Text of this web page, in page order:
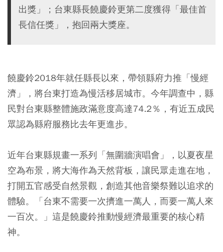
出獎」；台東縣長饒慶鈴更第二度獲得「最佳首
長信任獎」，抱回兩大獎座。
饒慶鈴2018年就任縣長以來，帶領縣府力推「慢經
濟」，將台東打造為慢活移居城市。今年調查中，縣
民對台東縣整體施政滿意度高達74.2％，有近五成民
眾認為縣府服務比去年更進步。
近年台東縣規畫一系列「無圍牆演唱會」，以夏夜星
空為布景，將大海作為天然背板，讓民眾走進在地，
打開五官感受自然景觀，創造其他音樂祭難以追求的
體驗。「台東不需要一次擠進一萬人，而要一萬人來
一百次。」這是饒慶鈴推動慢經濟最重要的核心精
神。